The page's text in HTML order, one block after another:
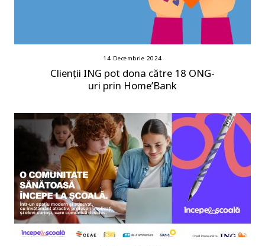
14 Decembrie 2024
Clienții ING pot dona către 18 ONG-
uri prin Home’Bank